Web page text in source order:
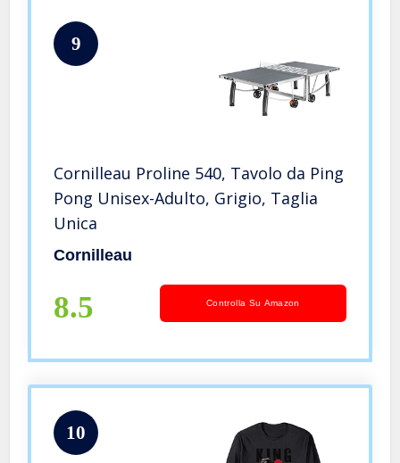
9
Cornilleau Proline 540, Tavolo da Ping
Pong Unisex-Adulto, Grigio, Taglia
Unica
Cornilleau
8.5 Controlla Su Amazon
10